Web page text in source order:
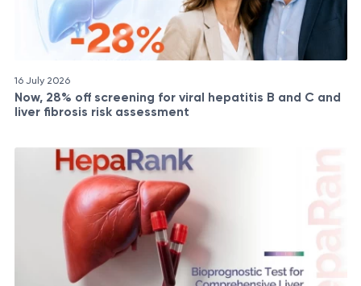
16 July 2026
Now, 28% off screening for viral hepatitis B and C and
liver fibrosis risk assessment